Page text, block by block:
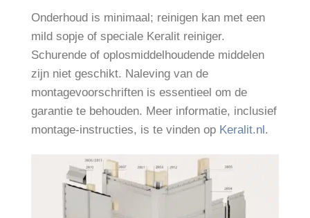
Onderhoud is minimaal; reinigen kan met een
mild sopje of speciale Keralit reiniger.
Schurende of oplosmiddelhoudende middelen
zijn niet geschikt. Naleving van de
montagevoorschriften is essentieel om de
garantie te behouden. Meer informatie, inclusief
montage-instructies, is te vinden op Keralit.nl.